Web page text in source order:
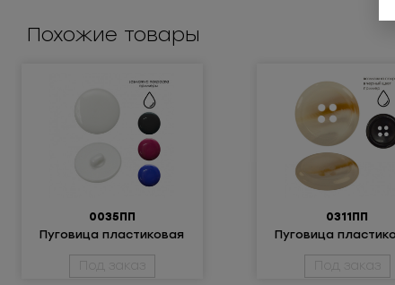
Похожие товары
0035ПП
Пуговица пластиковая
Под заказ
0311ПП
Пуговица
Под заказ